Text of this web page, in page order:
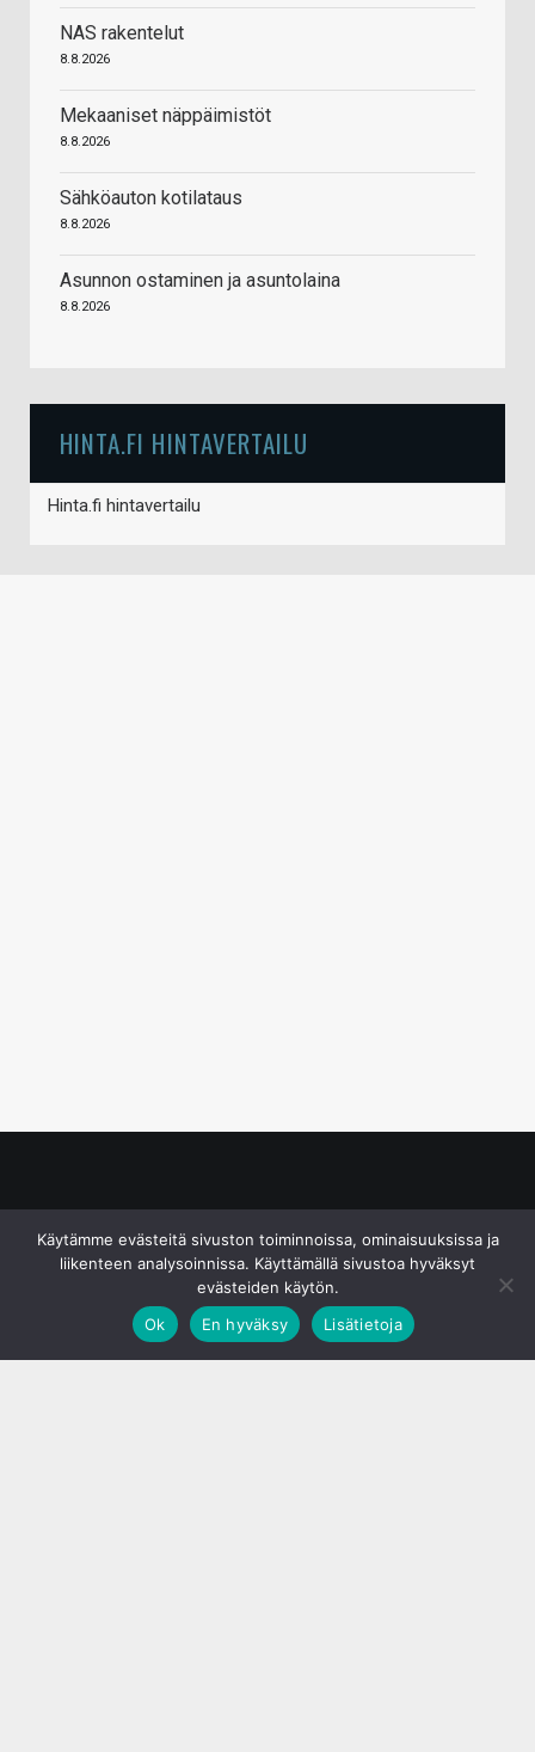
NAS rakentelut
8.8.2026
Mekaaniset näppäimistöt
8.8.2026
Sähköauton kotilataus
8.8.2026
Asunnon ostaminen ja asuntolaina
8.8.2026
HINTA.FI HINTAVERTAILU
Hinta.fi hintavertailu
Käytämme evästeitä sivuston toiminnoissa, ominaisuuksissa ja
liikenteen analysoinnissa. Käyttämällä sivustoa hyväksyt
evästeiden käytön.
Ok
En hyväksy Lisätietoja